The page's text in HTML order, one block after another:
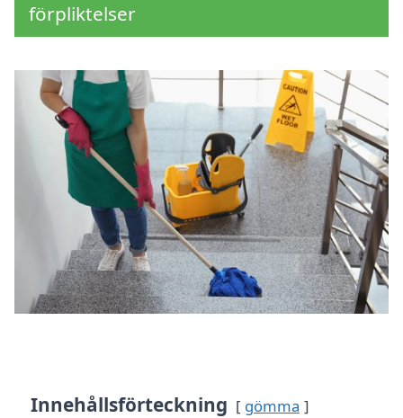
förpliktelser
Innehållsförteckning gömma